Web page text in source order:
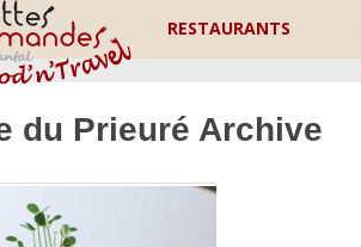
RESTAURANTS
du Prieuré Archive